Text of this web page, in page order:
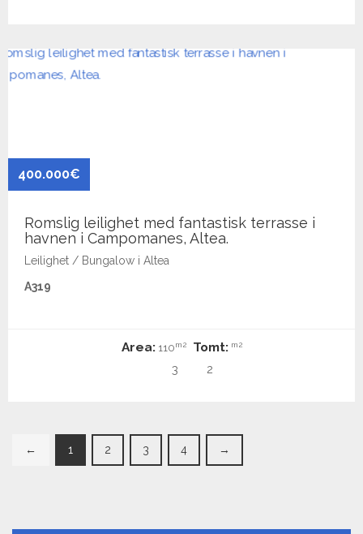
400.000€
Romslig leilighet med fantastisk terrasse i
havnen i Campomanes, Altea.
Leilighet / Bungalow i Altea
A319
Area:110m2 Tomt: m2
3 2
← 1 2 3 4 →